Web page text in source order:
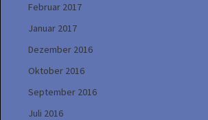
Februar 2017
Januar 2017
Dezember 2016
Oktober 2016
September 2016
Juli 2016